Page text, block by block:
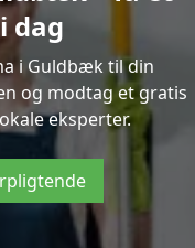
dag
i Guldbæk til din
og modtag et gratis
eksperter.